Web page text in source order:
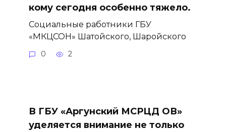
кому сегодня особенно тяжело.
Социальные работники ГБУ
«МКЦСОН» Шатойского, Шаройского
0 2
В ГБУ «Аргунский МСРЦД ОВ»
уделяется внимание не только